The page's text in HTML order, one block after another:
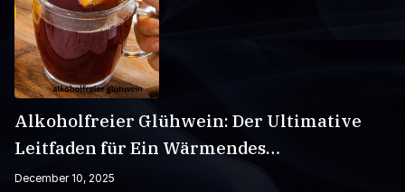
Alkoholfreier Glühwein: Der Ultimative
Leitfaden für Ein Wärmendes
Wintergetränk
December 10, 2025